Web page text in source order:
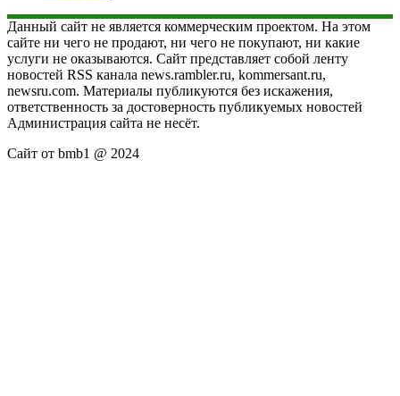
Данный сайт не является коммерческим проектом. На этом
сайте ни чего не продают, ни чего не покупают, ни какие
услуги не оказываются. Сайт представляет собой ленту
новостей RSS канала news.rambler.ru, kommersant.ru,
newsru.com. Материалы публикуются без искажения,
ответственность за достоверность публикуемых новостей
Администрация сайта не несёт.
Сайт от bmb1 @ 2024